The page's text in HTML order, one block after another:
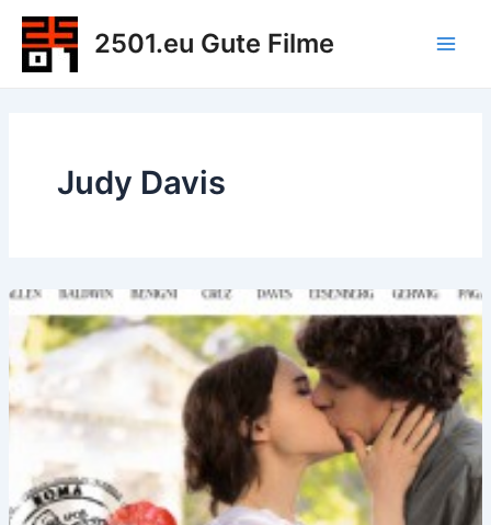
Zum
Inhalt
springen
2501.eu Gute Filme
Judy Davis